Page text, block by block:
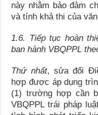
này nhằm bảo đảm
và tính khả thi của
1.6. Tiếp tục hoàn
ban hành VBQPPL
Thứ nhất, sửa đổi
hợp được áp dụng
(1) trường hợp cần
VBQPPL trái pháp